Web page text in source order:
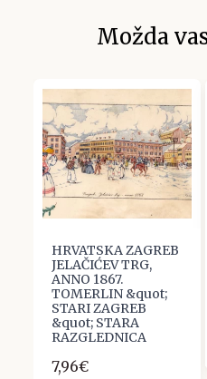
Možda
HRVATSKA ZAGREB
JELAČIĆEV TRG,
ANNO 1867.
TOMERLIN &quot;
STARI ZAGREB
&quot; STARA
RAZGLEDNICA
7,96€